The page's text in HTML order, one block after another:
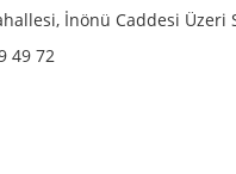
İnönü Caddesi Üzeri
49 72